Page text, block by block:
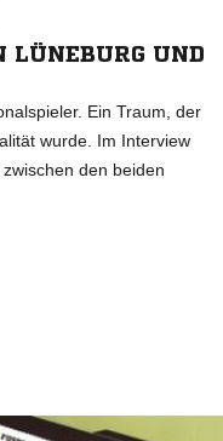
LÜNEBURG UND
Ein Traum, der
wurde. Im Interview
den beiden